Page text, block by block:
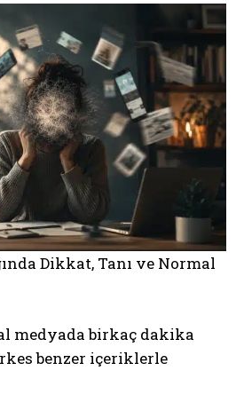
Dikkat, Tanı ve Normal
medyada birkaç dakika
benzer içeriklerle